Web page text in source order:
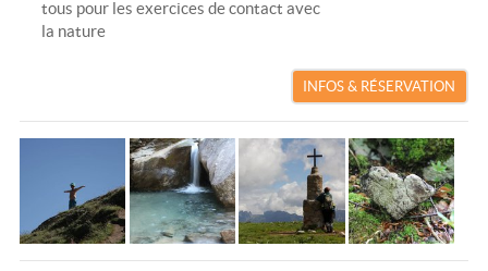
tous pour les exercices de contact avec
la nature
INFOS & RÉSERVATION